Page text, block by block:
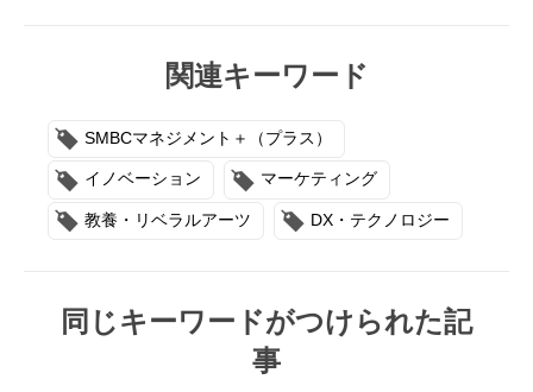
関連キーワード
SMBCマネジメント＋（プラス）
イノベーション マーケティング
教養・リベラルアーツ DX・テクノロジー
同じキーワードがつけられた記
事